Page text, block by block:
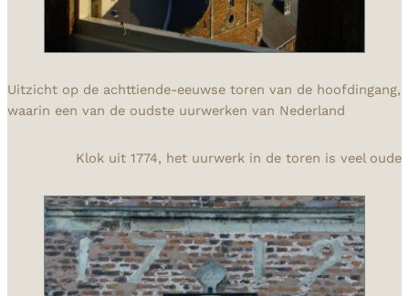
Uitzicht op de achttiende-eeuwse toren van de hoofdingang,
waarin een van de oudste uurwerken van Nederland
Klok uit 1774, het uurwerk in de toren is veel oude